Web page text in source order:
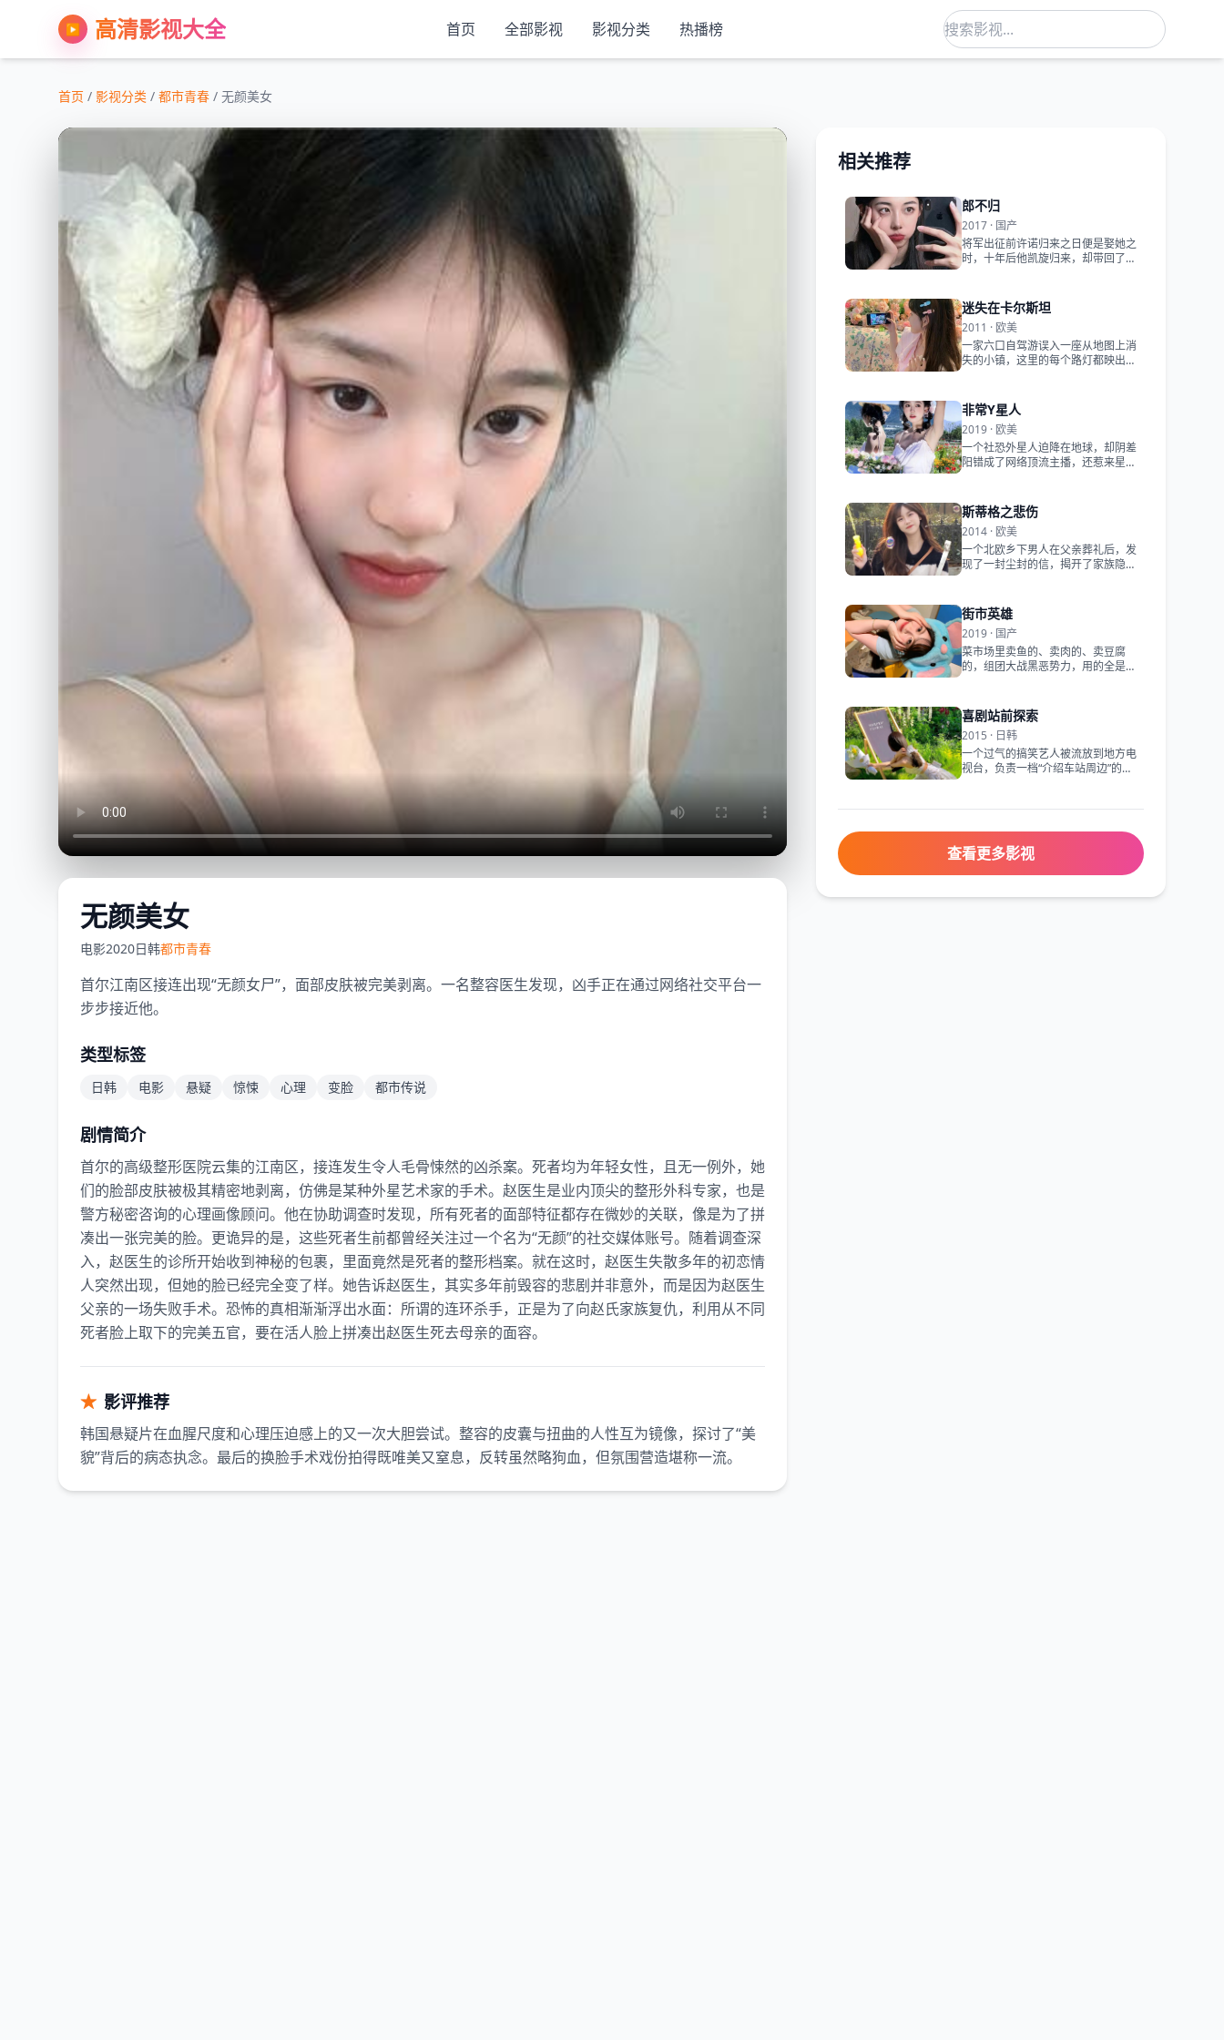
▶ 高清影视大全 首页 全部影视 影视分类 热播榜
首页 / 影视分类 / 都市青春 / 无颜美女
无颜美女
电影2020日韩都市青春
首尔江南区接连出现“无颜女尸”，面部皮肤被完美剥离。一名整容医生发现，凶手正在通过网络社交平台一
步步接近他。
类型标签
日韩 电影 悬疑 惊悚 心理 变脸 都市传说
剧情简介
首尔的高级整形医院云集的江南区，接连发生令人毛骨悚然的凶杀案。死者均为年轻女性，且无一例外，她
们的脸部皮肤被极其精密地剥离，仿佛是某种外星艺术家的手术。赵医生是业内顶尖的整形外科专家，也是
警方秘密咨询的心理画像顾问。他在协助调查时发现，所有死者的面部特征都存在微妙的关联，像是为了拼
凑出一张完美的脸。更诡异的是，这些死者生前都曾经关注过一个名为“无颜”的社交媒体账号。随着调查深
入，赵医生的诊所开始收到神秘的包裹，里面竟然是死者的整形档案。就在这时，赵医生失散多年的初恋情
人突然出现，但她的脸已经完全变了样。她告诉赵医生，其实多年前毁容的悲剧并非意外，而是因为赵医生
父亲的一场失败手术。恐怖的真相渐渐浮出水面：所谓的连环杀手，正是为了向赵氏家族复仇，利用从不同
死者脸上取下的完美五官，要在活人脸上拼凑出赵医生死去母亲的面容。
★ 影评推荐
韩国悬疑片在血腥尺度和心理压迫感上的又一次大胆尝试。整容的皮囊与扭曲的人性互为镜像，探讨了“美
貌”背后的病态执念。最后的换脸手术戏份拍得既唯美又窒息，反转虽然略狗血，但氛围营造堪称一流。
相关推荐
郎不归
2017 · 国产
将军出征前许诺归来之日便是娶她之
时，十年后他凯旋归来，却带回了另
迷失在卡尔斯坦
2011 · 欧美
一家六口自驾游误入一座从地图上消
失的小镇，这里的每个路灯都映出另
非常Y星人
2019 · 欧美
一个社恐外星人迫降在地球，却阴差
阳错成了网络顶流主播，还惹来星际
斯蒂格之悲伤
2014 · 欧美
一个北欧乡下男人在父亲葬礼后，发
现了一封尘封的信，揭开了家族隐瞒
街市英雄
2019 · 国产
菜市场里卖鱼的、卖肉的、卖豆腐
的，组团大战黑恶势力，用的全是摊
喜剧站前探索
2015 · 日韩
一个过气的搞笑艺人被流放到地方电
视台，负责一档“介绍车站周边”的冷
查看更多影视